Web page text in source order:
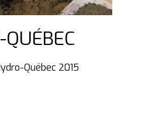
Québec 2015